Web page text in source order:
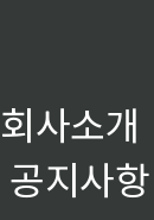
회사소개
공지사항